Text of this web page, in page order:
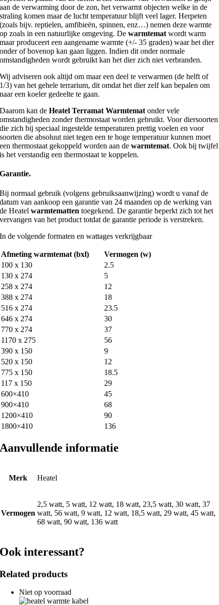
aan de verwarming door de zon, het verwarmt objecten welke in de
straling komen maar de lucht temperatuur blijft veel lager. Herpeten
(zoals bijv. reptielen, amfibieën, spinnen, enz…) nemen deze warmte
op zoals in een natuurlijke omgeving. Dewarmtemat wordt warm
maar produceert een aangename warmte (+/- 35 graden) waar het dier
onder of bovenop kan gaan liggen. Indien dit onder normale
omstandigheden wordt gebruikt kan het dier zich niet verbranden.
Wij adviseren ook altijd om maar een deel te verwarmen (de helft of
1/3) van het gehele terrarium, dit omdat het dier zelf kan bepalen om
naar een koeler gedeelte te gaan.
Daarom kan deHeatel Terramat Warmtematonder vele
omstandigheden zonder thermostaat worden gebruikt. Voor diersoorten
die zich bij speciaal ingestelde temperaturen prettig voelen en voor
soorten die absoluut niet tegen een te hoge temperatuur kunnen moet
een thermostaat gekoppeld worden aan dewarmtemat. Ook bij twijfel
is het verstandig een thermostaat te koppelen.
Garantie.
Bij normaal gebruik (volgens gebruiksaanwijzing) wordt u vanaf de
datum van aankoop een garantie van 24 maanden op de werking van
de Heatelwarmtematten toegekend. De garantie beperkt zich tot het
vervangen van het product totdat de garantie periode is verstreken.
In de volgende formaten en wattages verkrijgbaar
Afmeting warmtemat (bxl)
Vermogen (w)
100 x 130
2.5
130 x 274
5
258 x 274
12
388 x 274
18
516 x 274
23.5
646 x 274
30
770 x 274
37
1170 x 275
56
390 x 150
9
520 x 150
12
775 x 150
18.5
117 x 150
29
600×410
45
900×410
68
1200×410
90
1800×410
136
Aanvullende informatie
Merk Heatel
Vermogen
2,5 watt, 5 watt, 12 watt, 18 watt, 23,5 watt, 30 watt, 37
watt, 56 watt, 9 watt, 12 watt, 18,5 watt, 29 watt, 45 watt,
68 watt, 90 watt, 136 watt
Ook interessant?
Related products
Niet op voorraad